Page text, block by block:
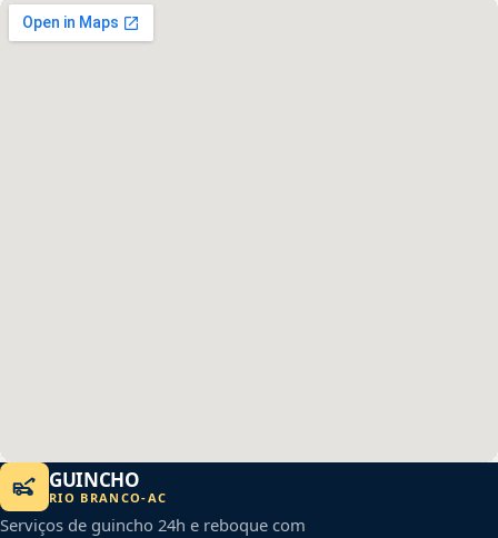
GUINCHO
RIO BRANCO-AC
Serviços de guincho 24h e reboque com